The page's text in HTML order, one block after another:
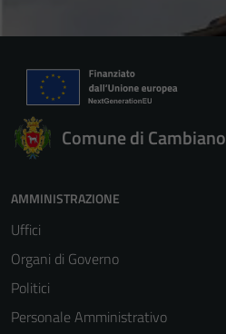
Comune di Cambiano
AMMINISTRAZIONE
Uffici
Organi di Governo
Politici
Personale Amministrativo